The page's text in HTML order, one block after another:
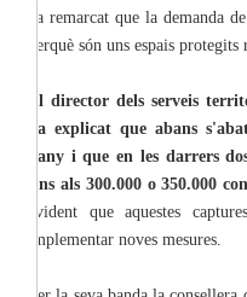
ha remarcat que la demanda
perquè són uns espais
El director dels serveis
ha explicat que abans
l'any i que en les darrers
fins als 300.000 o 350.000
evident que aquestes
implementar noves mesures.